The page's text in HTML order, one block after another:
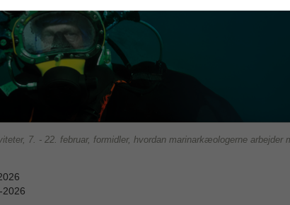
7. - 22. februar, formidler, hvordan marinarkæologerne arbejder
2026